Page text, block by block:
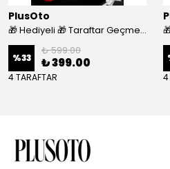
PlusOto
🎁 Hediyeli 🎁 Taraftar Geçmeli Direksiyon Kılıfı - BEŞİKTAŞ
%33
₺ 599.00
₺ 399.00
4 TARAFTAR 4